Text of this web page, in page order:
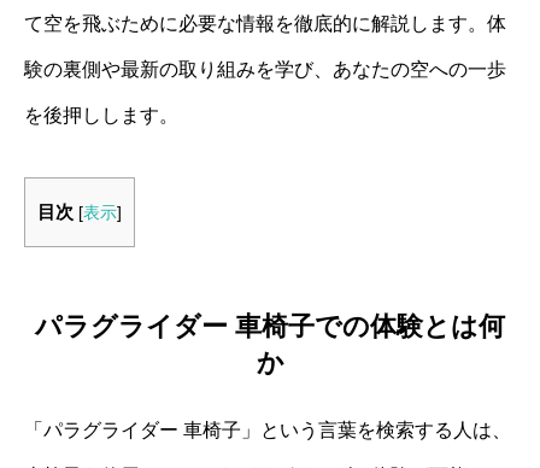
て空を飛ぶために必要な情報を徹底的に解説します。体
験の裏側や最新の取り組みを学び、あなたの空への一歩
を後押しします。
目次 [表示]
パラグライダー 車椅子での体験とは何
か
「パラグライダー 車椅子」という言葉を検索する人は、